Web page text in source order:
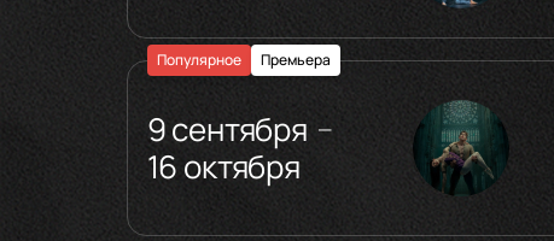
Популярное Премьера
9 сентября —
16 октября